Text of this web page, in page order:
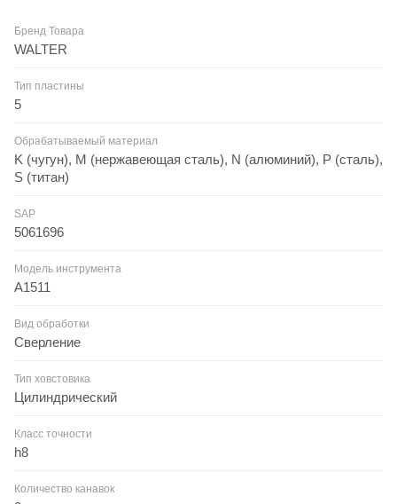
Бренд Товара
WALTER
Тип пластины
5
Обрабатываемый материал
K (чугун), M (нержавеющая сталь), N (алюминий), P (сталь),
S (титан)
SAP
5061696
Модель инструмента
A1511
Вид обработки
Сверление
Тип ховстовика
Цилиндрический
Класс точности
h8
Количество канавок